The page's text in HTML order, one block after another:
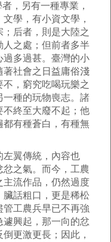
，另有一種專業，
學，有小資文學，
后者，則是大陸之
人之處；但前者多半
過多過甚。臺灣的小
著社會之日益庸俗淺
，窮究吃喝玩樂之
一種的玩物喪志。諸
不終至大廢不起；他
都有種蒼白，有種無
翼傳統，內容也
之氣。而今，工農
主流作品，仍然過度
臟話粗口，更是稀松
工農兵早已不再強
興起，那一向的忿
更激更長；因此，